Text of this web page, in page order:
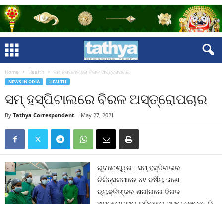
Home Health ସମ୍ ହସ୍ପିଟାଲରେ ବିରଳ ଅସ୍ତ୍ରୋପଚାର
NEWS IN ODIA HEALTH
ସମ୍ ହସ୍ପିଟାଲରେ ବିରଳ ଅସ୍ତ୍ରୋପଚାର
By Tathya Correspondent - May 27, 2021
ଭୁବନେଶ୍ୱର : ସମ୍ ହସ୍ପିଟାଲର
ଚିକିତ୍ସକମାନେ ୪୧ ବର୍ଷିୟ ଜଣେ
ବ୍ୟକ୍ତିଙ୍କର ଶରୀରରେ ବିରଳ